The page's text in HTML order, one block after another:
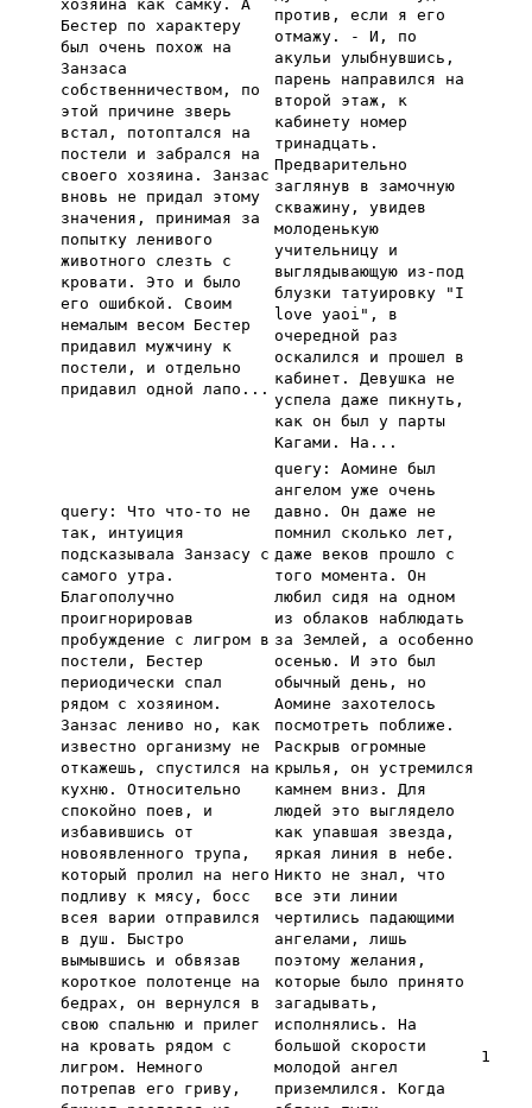
хозяина как самку. А
Бестер по характеру
был очень похож на
Занзаса
собственничеством, по
этой причине зверь
встал, потоптался на
постели и забрался на
своего хозяина. Занзас
вновь не придал этому
значения, принимая за
попытку ленивого
животного слезть с
кровати. Это и было
его ошибкой. Своим
немалым весом Бестер
придавил мужчину к
постели, и отдельно
придавил одной лапо...
против, если я его
отмажу. - И, по
акульи улыбнувшись,
парень направился на
второй этаж, к
кабинету номер
тринадцать.
Предварительно
заглянув в замочную
скважину, увидев
молоденькую
учительницу и
выглядывающую из-под
блузки татуировку "I
love yaoi", в
очередной раз
оскалился и прошел в
кабинет. Девушка не
успела даже пикнуть,
как он был у парты
Кагами. На...
query: Что что-то не
так, интуиция
подсказывала Занзасу с
самого утра.
Благополучно
проигнорировав
пробуждение с лигром в
постели, Бестер
периодически спал
рядом с хозяином.
Занзас лениво но, как
известно организму не
откажешь, спустился на
кухню. Относительно
спокойно поев, и
избавившись от
новоявленного трупа,
который пролил на него
подливу к мясу, босс
всея варии отправился
в душ. Быстро
вымывшись и обвязав
короткое полотенце на
бедрах, он вернулся в
свою спальню и прилег
на кровать рядом с
лигром. Немного
потрепав его гриву,
query: Аомине был
ангелом уже очень
давно. Он даже не
помнил сколько лет,
даже веков прошло с
того момента. Он
любил сидя на одном
из облаков наблюдать
за Землей, а особенно
осенью. И это был
обычный день, но
Аомине захотелось
посмотреть поближе.
Раскрыв огромные
крылья, он устремился
камнем вниз. Для
людей это выглядело
как упавшая звезда,
яркая линия в небе.
Никто не знал, что
все эти линии
чертились падающими
ангелами, лишь
поэтому желания,
которые было принято
загадывать,
исполнялись. На
большой скорости
молодой ангел
приземлился. Когда
1